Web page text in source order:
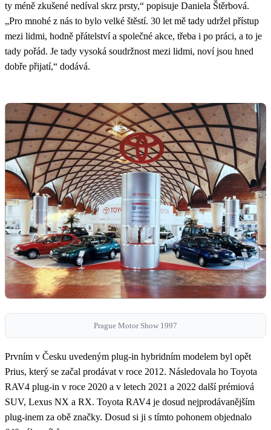
ty méně zkušené nedíval skrz prsty,“ popisuje Daniela Štěrbová.
„Pro mnohé z nás to bylo velké štěstí. 30 let mě tady udržel přístup
mezi lidmi, hodně přátelství a společné akce, třeba i po práci, a to je
tady pořád. Je tady vysoká soudržnost mezi lidmi, noví jsou hned
dobře přijatí,“ dodává.
Prague Motor Show 1997
Prvním v Česku uvedeným plug-in hybridním modelem byl opět
Prius, který se začal prodávat v roce 2012. Následovala ho Toyota
RAV4 plug-in v roce 2020 a v letech 2021 a 2022 další prémiová
SUV, Lexus NX a RX. Toyota RAV4 je dosud nejprodávanějším
plug-inem za obě značky. Dosud si ji s tímto pohonem objednalo